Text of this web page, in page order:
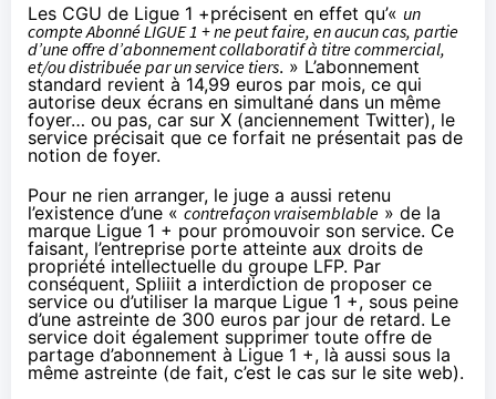
Les CGU de Ligue 1 +précisent en effet qu’« un
compte Abonné LIGUE 1 + ne peut faire, en aucun cas, partie
d’une offre d’abonnement collaboratif à titre commercial,
et/ou distribuée par un service tiers. » L’abonnement
standard revient à 14,99 euros par mois, ce qui
autorise deux écrans en simultané dans un même
foyer… ou pas, car sur X (anciennement Twitter), le
service précisait que ce forfait ne présentait pas de
notion de foyer.
Pour ne rien arranger, le juge a aussi retenu
l’existence d’une «contrefaçon vraisemblable » de la
marque Ligue 1 + pour promouvoir son service. Ce
faisant, l’entreprise porte atteinte aux droits de
propriété intellectuelle du groupe LFP. Par
conséquent, Spliiit a interdiction de proposer ce
service ou d’utiliser la marque Ligue 1 +, sous peine
d’une astreinte de 300 euros par jour de retard. Le
service doit également supprimer toute offre de
partage d’abonnement à Ligue 1 +, là aussi sous la
même astreinte (de fait, c’est le cas sur le site web).